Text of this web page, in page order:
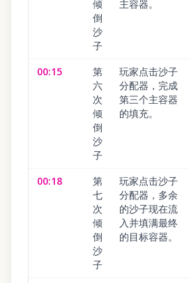
倾
倒
沙
子
主容器。
00:15
第
六
次
倾
倒
沙
子
玩家点击沙子
分配器，完成
第三个主容器
的填充。
00:18
第
七
次
倾
倒
沙
子
玩家点击沙子
分配器，多余
的沙子现在流
入并填满最终
的目标容器。